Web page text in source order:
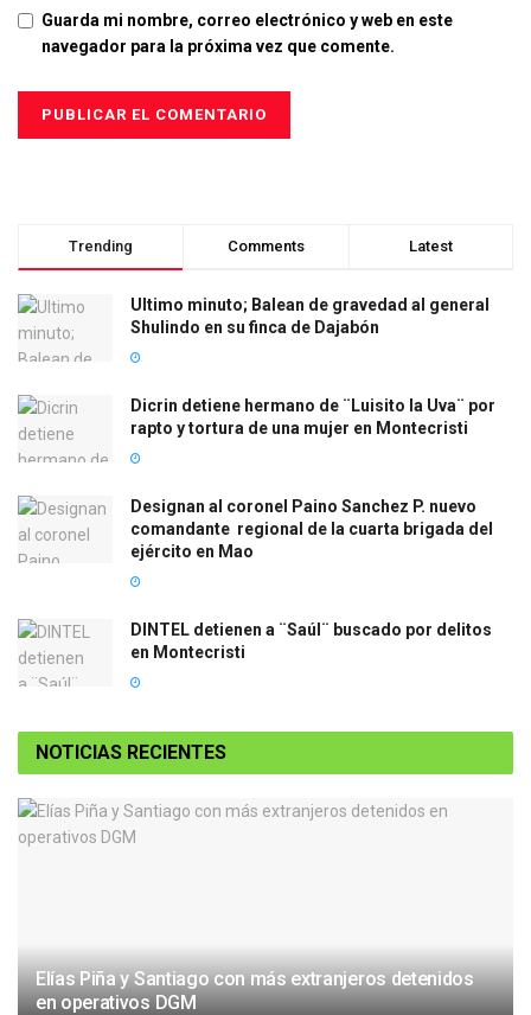
Guarda mi nombre, correo electrónico y web en este
navegador para la próxima vez que comente.
Trending Comments Latest
Ultimo minuto; Balean de gravedad al general
Shulindo en su finca de Dajabón
Dicrin detiene hermano de ¨Luisito la Uva¨ por
rapto y tortura de una mujer en Montecristi
Designan al coronel Paino Sanchez P. nuevo
comandante regional de la cuarta brigada del
ejército en Mao
DINTEL detienen a ¨Saúl¨ buscado por delitos
en Montecristi
NOTICIAS RECIENTES
Elías Piña y Santiago con más extranjeros detenidos
en operativos DGM